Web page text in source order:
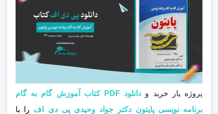
پروژه یار خرید و
دانلود PDF کتاب آموزش گام به گام
برنامه نویسی پایتون دکتر جواد وحیدی پی دی اف را با